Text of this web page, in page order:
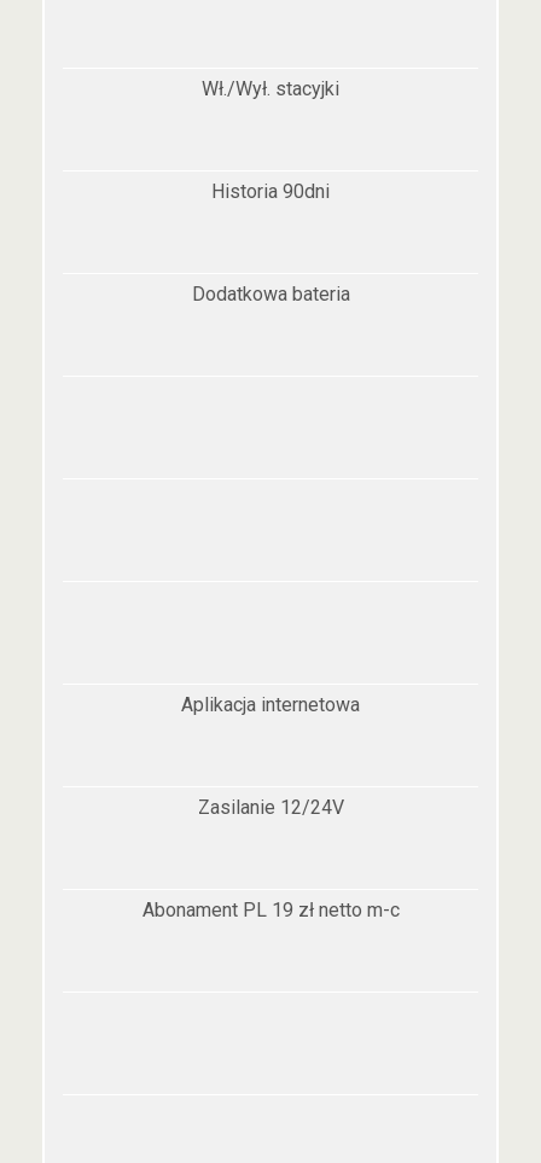
Wł./Wył. stacyjki
Historia 90dni
Dodatkowa bateria
Aplikacja internetowa
Zasilanie 12/24V
Abonament PL 19 zł netto m-c